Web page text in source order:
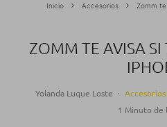
Inicio Accesorios Zomm
ZOMM TE AVISA SI
Yolanda Luque Loste · Accesorios
1 Minuto de